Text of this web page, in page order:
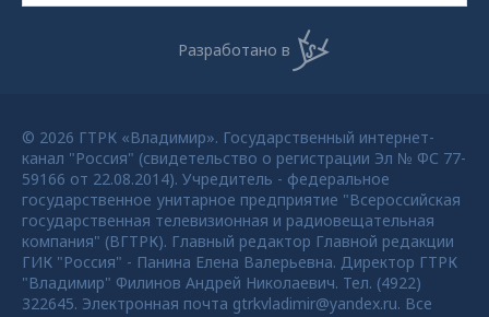
Разработано в
© 2026 ГТРК «Владимир». Государственный интернет-
канал "Россия" (свидетельство о регистрации Эл № ФС 77-
59166 от 22.08.2014). Учредитель - федеральное
государственное унитарное предприятие "Всероссийская
государственная телевизионная и радиовещательная
компания" (ВГТРК). Главный редактор Главной редакции
ГИК "Россия" - Панина Елена Валерьевна. Директор ГТРК
"Владимир" Филинов Андрей Николаевич. Тел. (4922)
322645. Электронная почта gtrkvladimir@yandex.ru. Все